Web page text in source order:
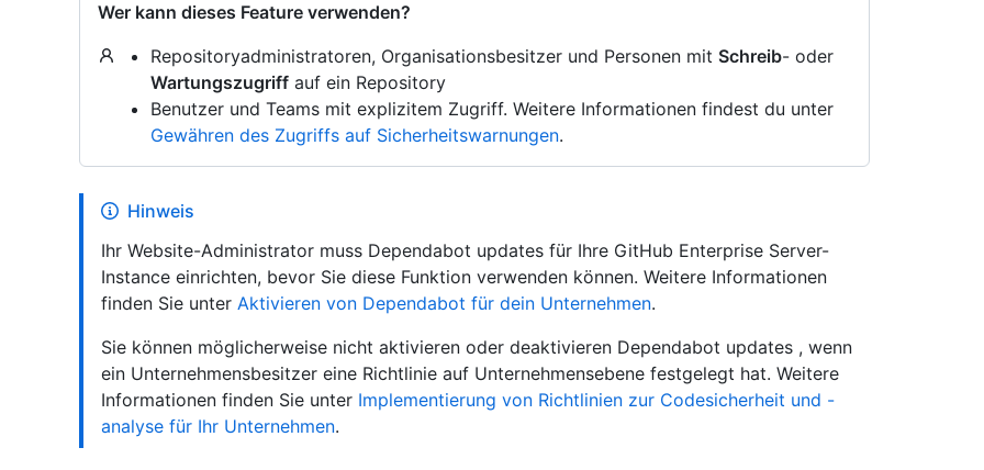
Wer kann dieses Feature verwenden?
Repositoryadministratoren, Organisationsbesitzer und Personen mit Schreib- oder
Wartungszugriff auf ein Repository
Benutzer und Teams mit explizitem Zugriff. Weitere Informationen findest du unter
Gewähren des Zugriffs auf Sicherheitswarnungen.
Hinweis
Ihr Website-Administrator muss Dependabot updates für Ihre GitHub Enterprise Server-
Instance einrichten, bevor Sie diese Funktion verwenden können. Weitere Informationen
finden Sie unter Aktivieren von Dependabot für dein Unternehmen.
Sie können möglicherweise nicht aktivieren oder deaktivieren Dependabot updates , wenn
ein Unternehmensbesitzer eine Richtlinie auf Unternehmensebene festgelegt hat. Weitere
Informationen finden Sie unter Implementierung von Richtlinien zur Codesicherheit und -
analyse für Ihr Unternehmen.